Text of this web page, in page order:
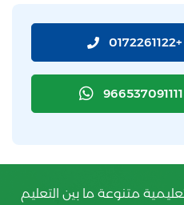
+0172261122
966537091111
متنوعة ما بين التعليم